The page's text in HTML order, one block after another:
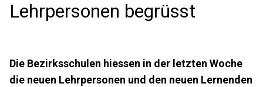
Lehrpersonen begrüsst
Die Bezirksschulen hiessen in der letzten Woche
die neuen Lehrpersonen und den neuen Lernenden